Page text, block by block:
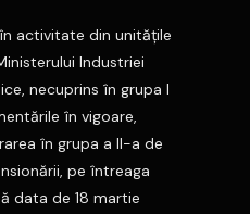
activitate din unităţile
Industriei
necuprins în grupa I
în vigoare,
în grupa a II-a de
pe întreaga
data de 18 martie